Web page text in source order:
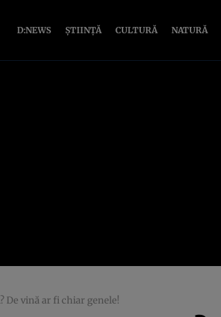
D:NEWS ȘTIINȚĂ CULTURĂ NATURĂ
De vină ar fi chiar genele!